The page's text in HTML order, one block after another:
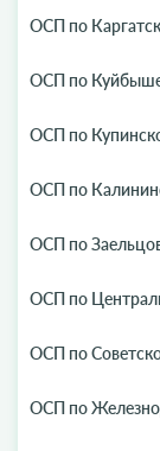
ОСП по
ОСП по
ОСП по
ОСП по
ОСП по
ОСП по
ОСП по
ОСП по